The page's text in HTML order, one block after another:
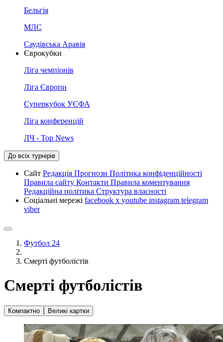
Бельгія
МЛС
Саудівська Аравія
Єврокубки
Ліга чемпіонів
Ліга Європи
Суперкубок УЄФА
Ліга конференцій
ЛЧ - Top News
До всіх турнірів
Сайт Редакція Прогнози Політика конфіденційності
Правила сайту Контакти Правила коментування
Редакційна політика Структура власності
Соціальні мережі facebook x youtube instagram telegram
viber
Футбол 24
Смерті футболістів
Смерті футболістів
Компактно Великі картки